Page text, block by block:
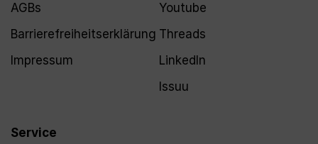
AGBs
Barrierefreiheitserklärung
Impressum
Service
Youtube
Threads
LinkedIn
Issuu